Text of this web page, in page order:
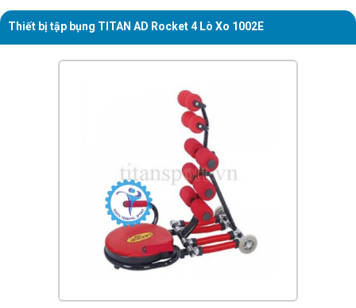
Thiết bị tập bụng TITAN AD Rocket 4 Lò Xo 1002E